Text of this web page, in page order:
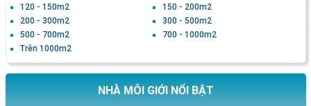
120 - 150m2
150 - 200m2
200 - 300m2
300 - 500m2
500 - 700m2
700 - 1000m2
Trên 1000m2
NHÀ MÔI GIỚI NỔI BẬT